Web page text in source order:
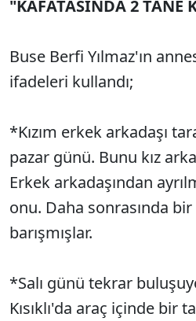
"KAFATASINDA 2 TANE
Buse Berfi Yılmaz'ın
ifadeleri kullandı;
*Kızım erkek arkadaşı
pazar günü. Bunu kız
Erkek arkadaşından
onu. Daha sonrasında
barışmışlar.
*Salı günü tekrar
Kısıklı'da araç içinde bir